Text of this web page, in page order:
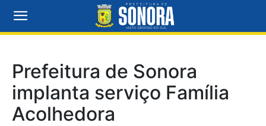
Prefeitura de Sonora
implanta serviço Família
Acolhedora